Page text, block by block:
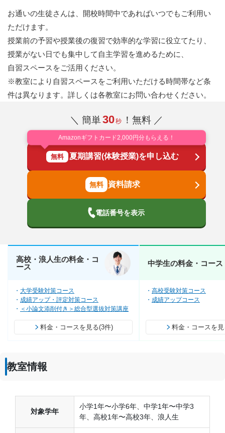
お通いの生徒さんは、開校時間中であればいつでもご利用い
ただけます。
授業前の予習や授業後の復習で効率的な学習に役立てたり、
授業がない日でも集中して自主学習を進めるために、
自習スペースをご活用ください。
※教室により自習スペースをご利用いただける時間帯など条
件は異なります。詳しくは各教室にお問い合わせください。
＼ 簡単30秒 ！無料 ／
Amazonギフトカード2,000円分もらえる！
無料 夏期講習(体験授業)を申し込む
資料請求
電話番号を表示
高校・浪人生の料金・コ
ース
大学受験対策コース
成績アップ・評定対策コース
＜小論文添削付き＞総合型選抜対策講座
料金・コースを見る(3件)
中学生の料金・コース
高校受験対策コース
成績アップコース
料金・コースを
教室情報
対象学年
小学1年〜小学6年、中学1年〜中学3
年、高校1年〜高校3年、浪人生